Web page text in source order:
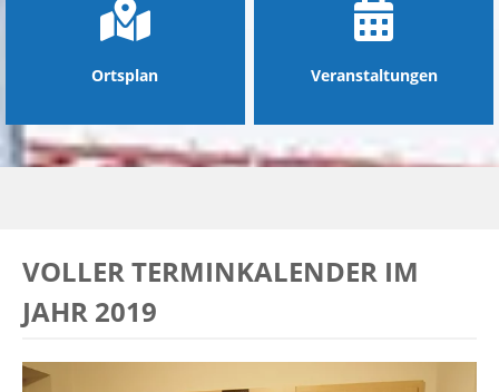
Ortsplan Veranstaltungen
VOLLER TERMINKALENDER IM
JAHR 2019